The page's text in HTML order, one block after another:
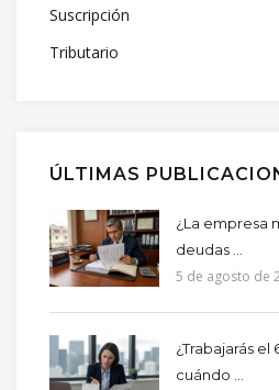
Suscripción
Tributario
ÚLTIMAS
¿La empresa
deudas ...
5 de agosto de
¿Trabajarás
cuándo ...